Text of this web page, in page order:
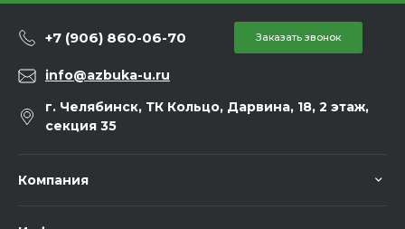
+7 (906) 860-06-70 Заказать звонок
info@azbuka-u.ru
г. Челябинск, ТК Кольцо, Дарвина, 18, 2 этаж,
секция 35
Компания